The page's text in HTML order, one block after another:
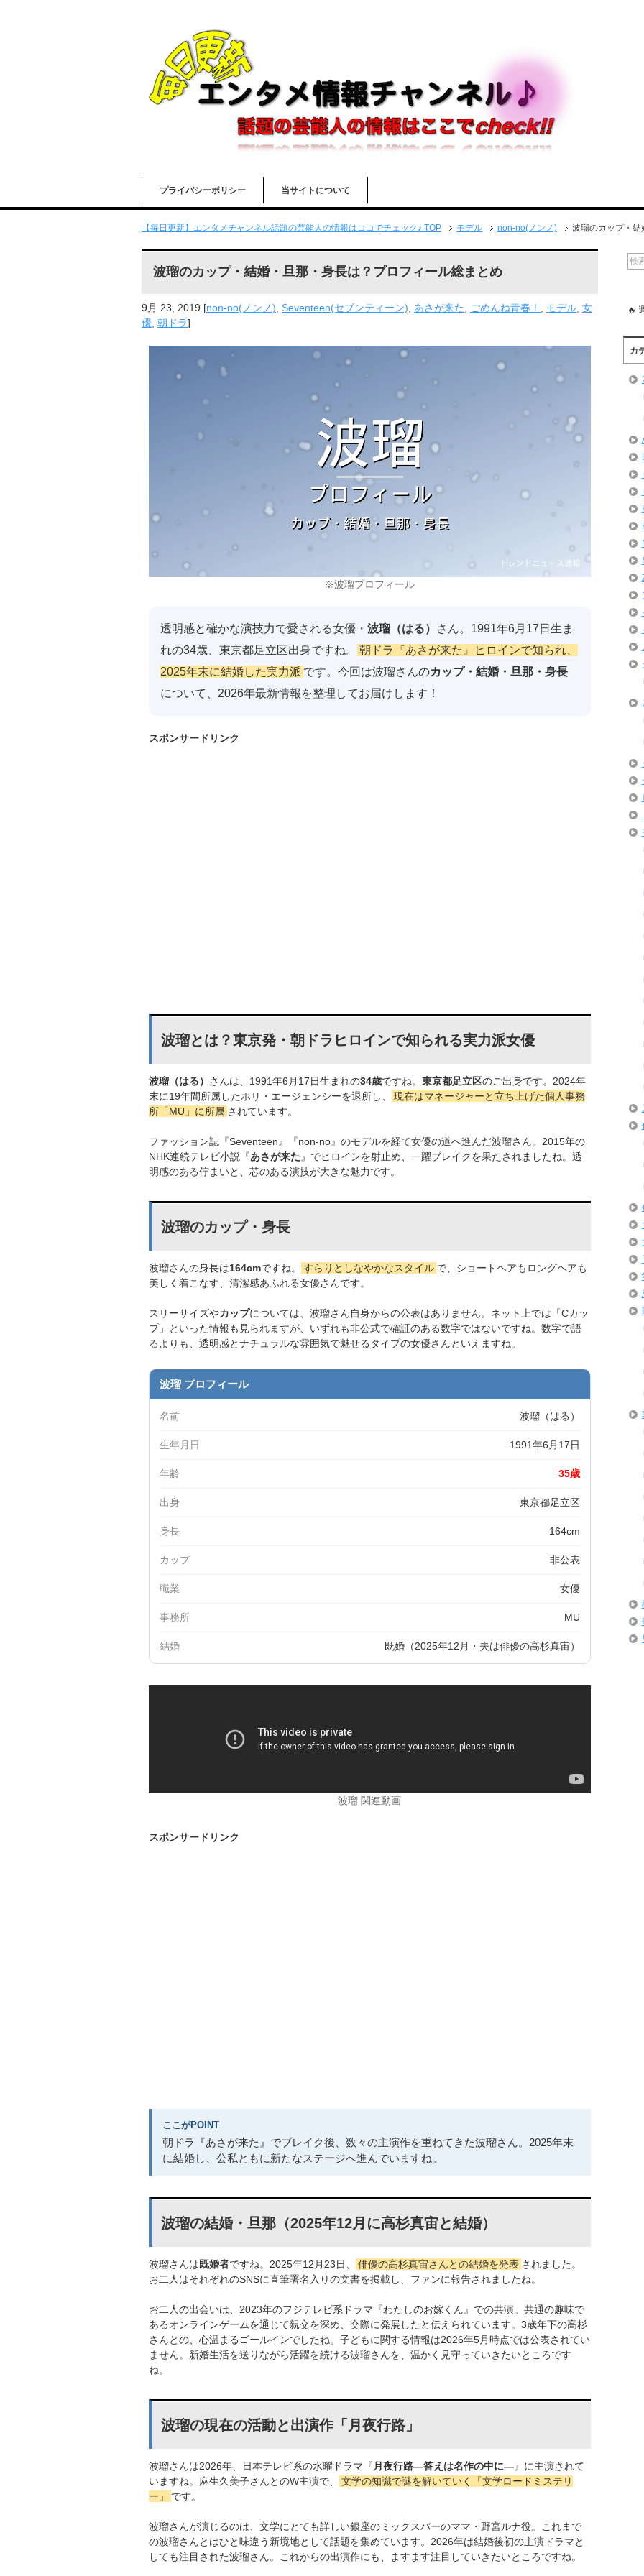
プライバシーポリシー 当サイトについて
【毎日更新】エンタメチャンネル話題の芸能人の情報はココでチェック♪ TOP モデル non-no(ノンノ) 波瑠のカップ・結
波瑠のカップ・結婚・旦那・身長は？プロフィール総まとめ
9月 23, 2019 [non-no(ノンノ) Seventeen(セブンティーン) あさが来た ごめんね青春！ モデル 女
優 朝ドラ]
※波瑠プロフィール
透明感と確かな演技力で愛される女優・ 波瑠（はる）
さん。1991年6月17日生ま
れの34歳、東京都足立区出身ですね。
朝ドラ『あさが来た』ヒロインで知られ、
2025年末に結婚した実力派 です。今回は波瑠さんのカップ・結婚・旦那・身長
について、2026年最新情報を整理してお届けします！
スポンサードリンク
波瑠とは？東京発・朝ドラヒロインで知られる実力派女優
波瑠（はる） さんは、1991年6月17日生まれの34歳ですね。 東京都足立区のご出身です。2024年
末に19年間所属したホリ・エージェンシーを退所し、
現在はマネージャーと立ち上げた個人事務
所「MU」に所属 されています。
ファッション誌『Seventeen』『non-no』のモデルを経て女優の道へ進んだ波瑠さん。2015年の
NHK連続テレビ小説『あさが来た』でヒロインを射止め、一躍ブレイクを果たされましたね。透
明感のある佇まいと、芯のある演技が大きな魅力です。
波瑠のカップ・身長
波瑠さんの身長は164cmですね。 すらりとしなやかなスタイル で、ショートヘアもロングヘアも
美しく着こなす、清潔感あふれる女優さんです。
スリーサイズやカップについては、波瑠さん自身からの公表はありません。ネット上では「Cカッ
プ」といった情報も見られますが、いずれも非公式で確証のある数字ではないですね。数字で語
るよりも、透明感とナチュラルな雰囲気で魅せるタイプの女優さんといえますね。
波瑠 プロフィール
名前 波瑠（はる）
生年月日 1991年6月17日
年齢 35歳
出身 東京都足立区
身長 164cm
カップ 非公表
職業 女優
事務所 MU
結婚 既婚（2025年12月・夫は俳優の高杉真宙）
波瑠 関連動画
スポンサードリンク
ここがPOINT
朝ドラ『あさが来た』でブレイク後、数々の主演作を重ねてきた波瑠さん。2025年末
に結婚し、公私ともに新たなステージへ進んでいますね。
波瑠の結婚・旦那（2025年12月に高杉真宙と結婚）
波瑠さんは既婚者ですね。2025年12月23日、 俳優の高杉真宙さんとの結婚を発表 されました。
お二人はそれぞれのSNSに直筆署名入りの文書を掲載し、ファンに報告されましたね。
お二人の出会いは、2023年のフジテレビ系ドラマ『わたしのお嫁くん』での共演。共通の趣味で
あるオンラインゲームを通じて親交を深め、交際に発展したと伝えられています。3歳年下の高杉
さんとの、心温まるゴールインでしたね。子どもに関する情報は2026年5月時点では公表されてい
ません。新婚生活を送りながら活躍を続ける波瑠さんを、温かく見守っていきたいところです
ね。
波瑠の現在の活動と出演作「月夜行路」
波瑠さんは2026年、日本テレビ系の水曜ドラマ『月夜行路―答えは名作の中に―』に主演されて
いますね。麻生久美子さんとのW主演で、
文学の知識で謎を解いていく「文学ロードミステリ
ー」
です。
波瑠さんが演じるのは、文学にとても詳しい銀座のミックスバーのママ・野宮ルナ役。これまで
の波瑠さんとはひと味違う新境地として話題を集めています。2026年は結婚後初の主演ドラマと
しても注目された波瑠さん。これからの出演作にも、ますます注目していきたいところですね。
🔥
カ